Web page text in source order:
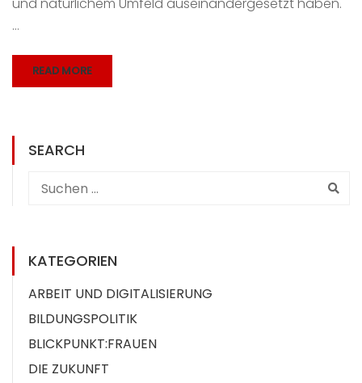
und natürlichem Umfeld auseinandergesetzt haben.
…
READ MORE
SEARCH
KATEGORIEN
ARBEIT UND DIGITALISIERUNG
BILDUNGSPOLITIK
BLICKPUNKT:FRAUEN
DIE ZUKUNFT